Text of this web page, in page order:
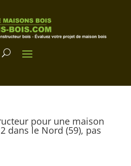
pour une maison
dans le Nord (59), pas